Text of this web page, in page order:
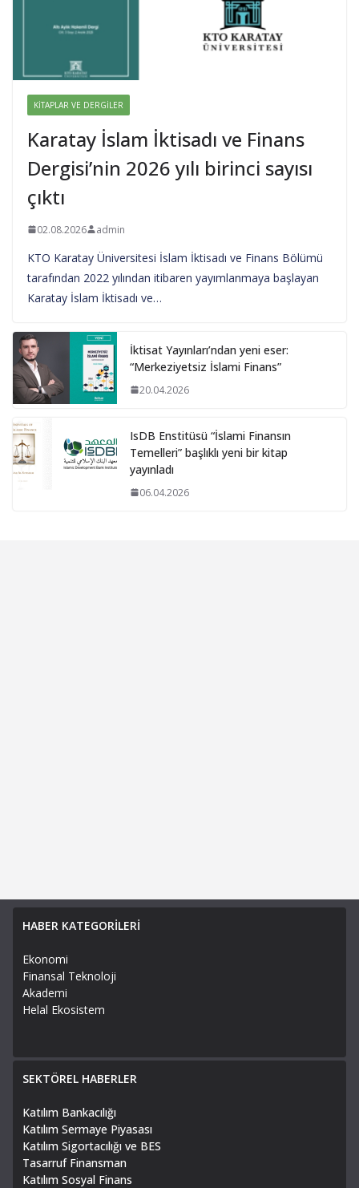
KITAPLAR VE DERGILER
Karatay İslam İktisadı ve Finans
Dergisi’nin 2026 yılı birinci sayısı
çıktı
02.08.2026 admin
KTO Karatay Üniversitesi İslam İktisadı ve Finans Bölümü
tarafından 2022 yılından itibaren yayımlanmaya başlayan
Karatay İslam İktisadı ve…
İktisat Yayınları’ndan yeni eser:
“Merkeziyetsiz İslami Finans”
20.04.2026
IsDB Enstitüsü “İslami Finansın
Temelleri” başlıklı yeni bir kitap
yayınladı
06.04.2026
HABER KATEGORİLERİ
Ekonomi
Finansal Teknoloji
Akademi
Helal Ekosistem
SEKTÖREL HABERLER
Katılım Bankacılığı
Katılım Sermaye Piyasası
Katılım Sigortacılığı ve BES
Tasarruf Finansman
Katılım Sosyal Finans